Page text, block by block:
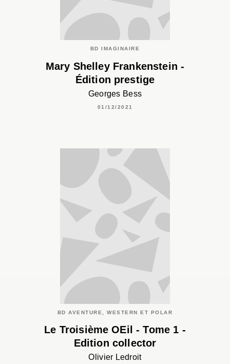
BD IMAGINAIRE
Mary Shelley Frankenstein -
Édition prestige
Georges Bess
01/12/2021
BD AVENTURE, WESTERN ET POLAR
Le Troisième OEil - Tome 1 -
Edition collector
Olivier Ledroit